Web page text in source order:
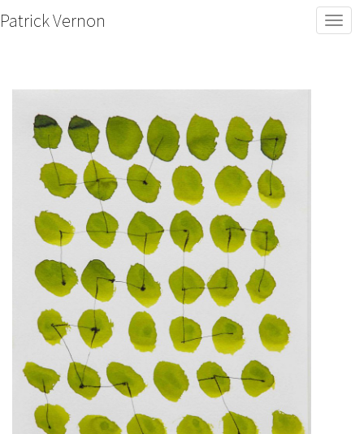
Patrick Vernon